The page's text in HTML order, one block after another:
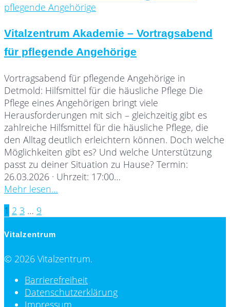
Vitalzentrum Akademie – Vortragsabend
für pflegende Angehörige
Vortragsabend für pflegende Angehörige in
Detmold: Hilfsmittel für die häusliche Pflege Die
Pflege eines Angehörigen bringt viele
Herausforderungen mit sich – gleichzeitig gibt es
zahlreiche Hilfsmittel für die häusliche Pflege, die
den Alltag deutlich erleichtern können. Doch welche
Möglichkeiten gibt es? Und welche Unterstützung
passt zu deiner Situation zu Hause? Termin:
26.03.2026 · Uhrzeit: 17:00…
Mehr lesen…
Posts
navigation
Page
1 Page
2 Page
3 … Page
9
Vitalzentrum
© 2026 Vitalzentrum.
Barrierefreiheit
Datenschutzerklärung
Impressum